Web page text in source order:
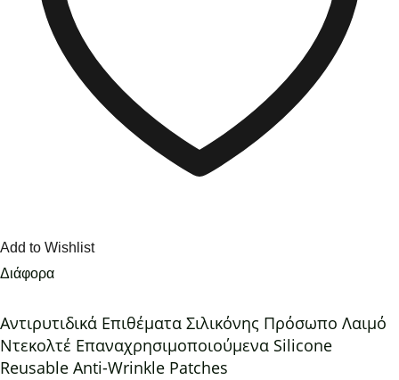
Add to Wishlist
Διάφορα
Αντιρυτιδικά Επιθέματα Σιλικόνης Πρόσωπο Λαιμό
Ντεκολτέ Επαναχρησιμοποιούμενα Silicone
Reusable Anti-Wrinkle Patches